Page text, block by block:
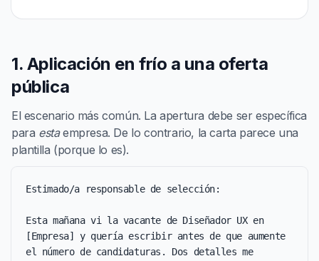
1. Aplicación en frío a una oferta
pública
El escenario más común. La apertura debe ser específica
para estaempresa. De lo contrario, la carta parece una
plantilla (porque lo es).
Estimado/a responsable de selección:
Esta mañana vi la vacante de Diseñador UX en
[Empresa] y quería escribir antes de que aumente
el número de candidaturas. Dos detalles me